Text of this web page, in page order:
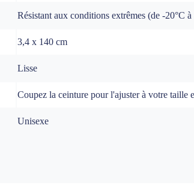
Résistant aux conditions extrêmes (de -20°C
3,4 x 140 cm
Lisse
Coupez la ceinture pour l'ajuster à votre taille
Unisexe